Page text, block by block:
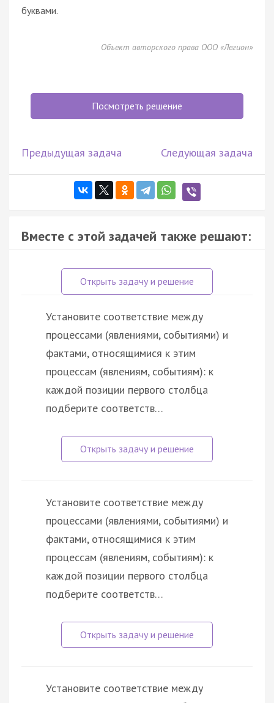
буквами.
Объект авторского права ООО «Легион»
Посмотреть решение
Предыдущая задача Следующая задача
Вместе с этой задачей также решают:
Установите соответствие между
процессами (явлениями, событиями) и
фактами, относящимися к этим
процессам (явлениям, событиям): к
каждой позиции первого столбца
подберите соответств…
Установите соответствие между
процессами (явлениями, событиями) и
фактами, относящимися к этим
процессам (явлениям, событиям): к
каждой позиции первого столбца
подберите соответств…
Установите соответствие между